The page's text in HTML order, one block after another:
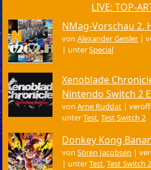
LIVE: TOP-
NMag-Vorschau 2.
vonAlexander Geisler |
| unterSpecial
Xenoblade
Nintendo Switch 2
vonArne Ruddat |
unterTest,Test Switch 2
Donkey Kong
vonSören Jacobsen |
| unterTest,Test Switch 2